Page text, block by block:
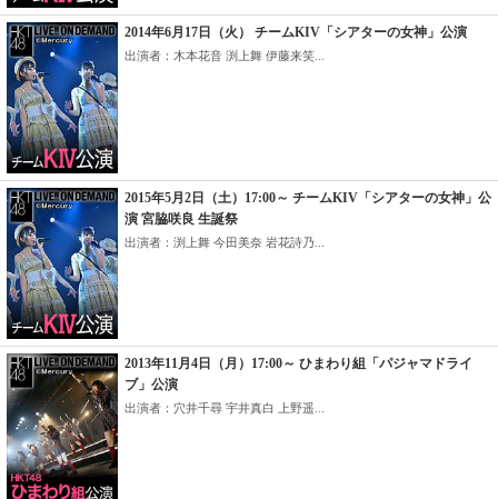
2014年6月17日（火） チームKIV「シアターの女神」公演
出演者：木本花音 渕上舞 伊藤来笑...
2015年5月2日（土）17:00～ チームKIV「シアターの女神」公
演 宮脇咲良 生誕祭
出演者：渕上舞 今田美奈 岩花詩乃...
2013年11月4日（月）17:00～ ひまわり組「パジャマドライ
ブ」公演
出演者：穴井千尋 宇井真白 上野遥...